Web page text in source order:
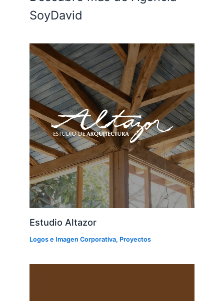
SoyDavid
Estudio Altazor
Logos e Imagen Corporativa, Proyectos